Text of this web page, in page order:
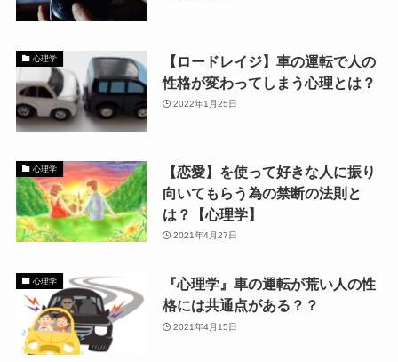
心理学
【ロードレイジ】車の運転で人の
性格が変わってしまう心理とは？
2022年1月25日
心理学
【恋愛】を使って好きな人に振り
向いてもらう為の禁断の法則と
は？【心理学】
2021年4月27日
心理学
『心理学』車の運転が荒い人の性
格には共通点がある？？
2021年4月15日